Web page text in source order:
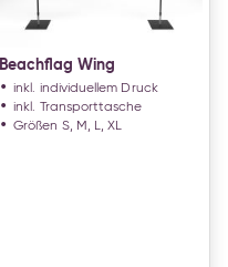
Beachflag Wing
inkl. individuellem Druck
inkl. Transporttasche
Größen S, M, L, XL